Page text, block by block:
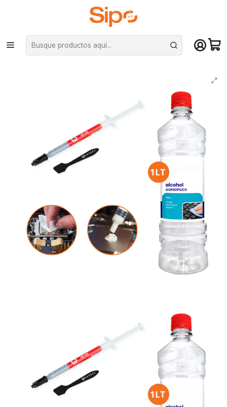
¡Compra hasta mediodía y recibe hoy! De lunes a sábado en el gran
Santiago. Envío gratis desde $29.990
Componentes PC Limpieza y Armado de PC Pasta térmica
Kit Limpieza Pc Alcohol Isopropílico Y Pasta Térmica Calidad